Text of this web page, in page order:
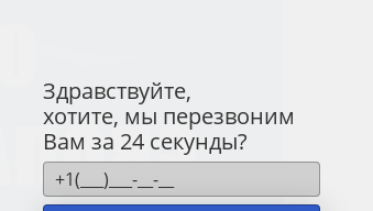
Здравствуйте,
хотите, мы перезвоним
Вам за 24 секунды?